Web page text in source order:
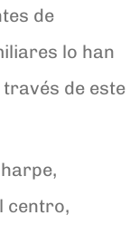
de
lo han
de este
centro,